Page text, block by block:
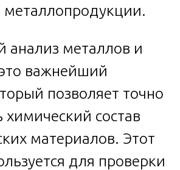
металлопродукции.
анализ металлов и
важнейший
позволяет точно
химический состав
материалов. Этот
для проверки